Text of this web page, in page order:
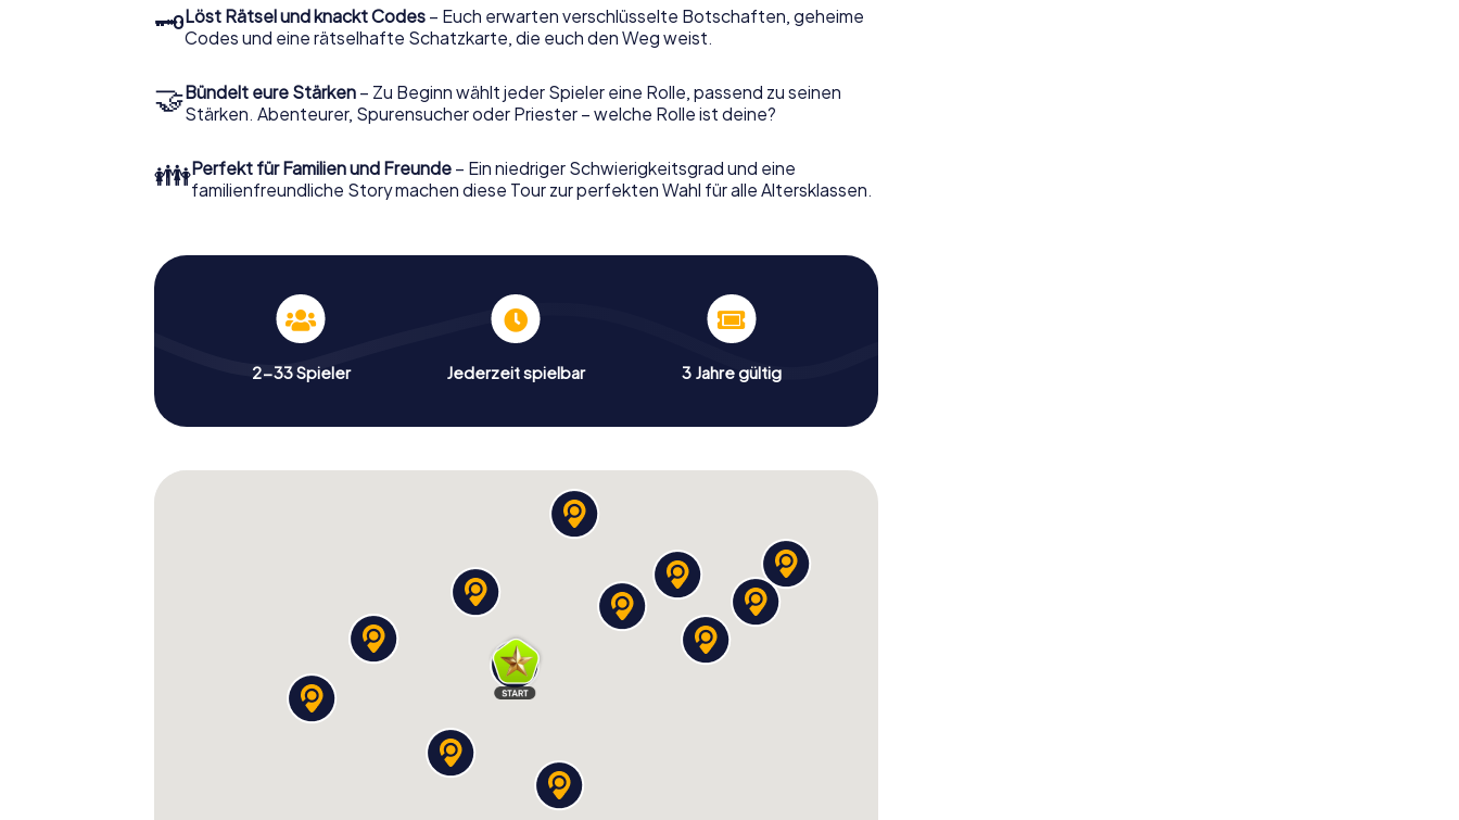
🗝Löst Rätsel und knackt Codes – Euch erwarten verschlüsselte Botschaften, geheime
Codes und eine rätselhafte Schatzkarte, die euch den Weg weist.
🤝Bündelt eure Stärken – Zu Beginn wählt jeder Spieler eine Rolle, passend zu seinen
Stärken. Abenteurer, Spurensucher oder Priester – welche Rolle ist deine?
👪Perfekt für Familien und Freunde – Ein niedriger Schwierigkeitsgrad und eine
familienfreundliche Story machen diese Tour zur perfekten Wahl für alle Altersklassen.
2-33 Spieler Jederzeit spielbar 3 Jahre gültig